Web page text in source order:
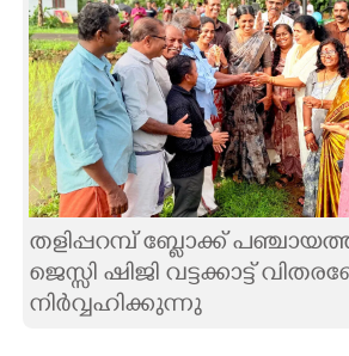
SPIRITUAL
INFO+
ART
ASTRO
തളിപ്പറമ്പ് ബ്ലോക്ക്
ജെസ്സി ഷിജി വട്ടക്കാട്ട്
നിർവ്വഹിക്കുന്നു